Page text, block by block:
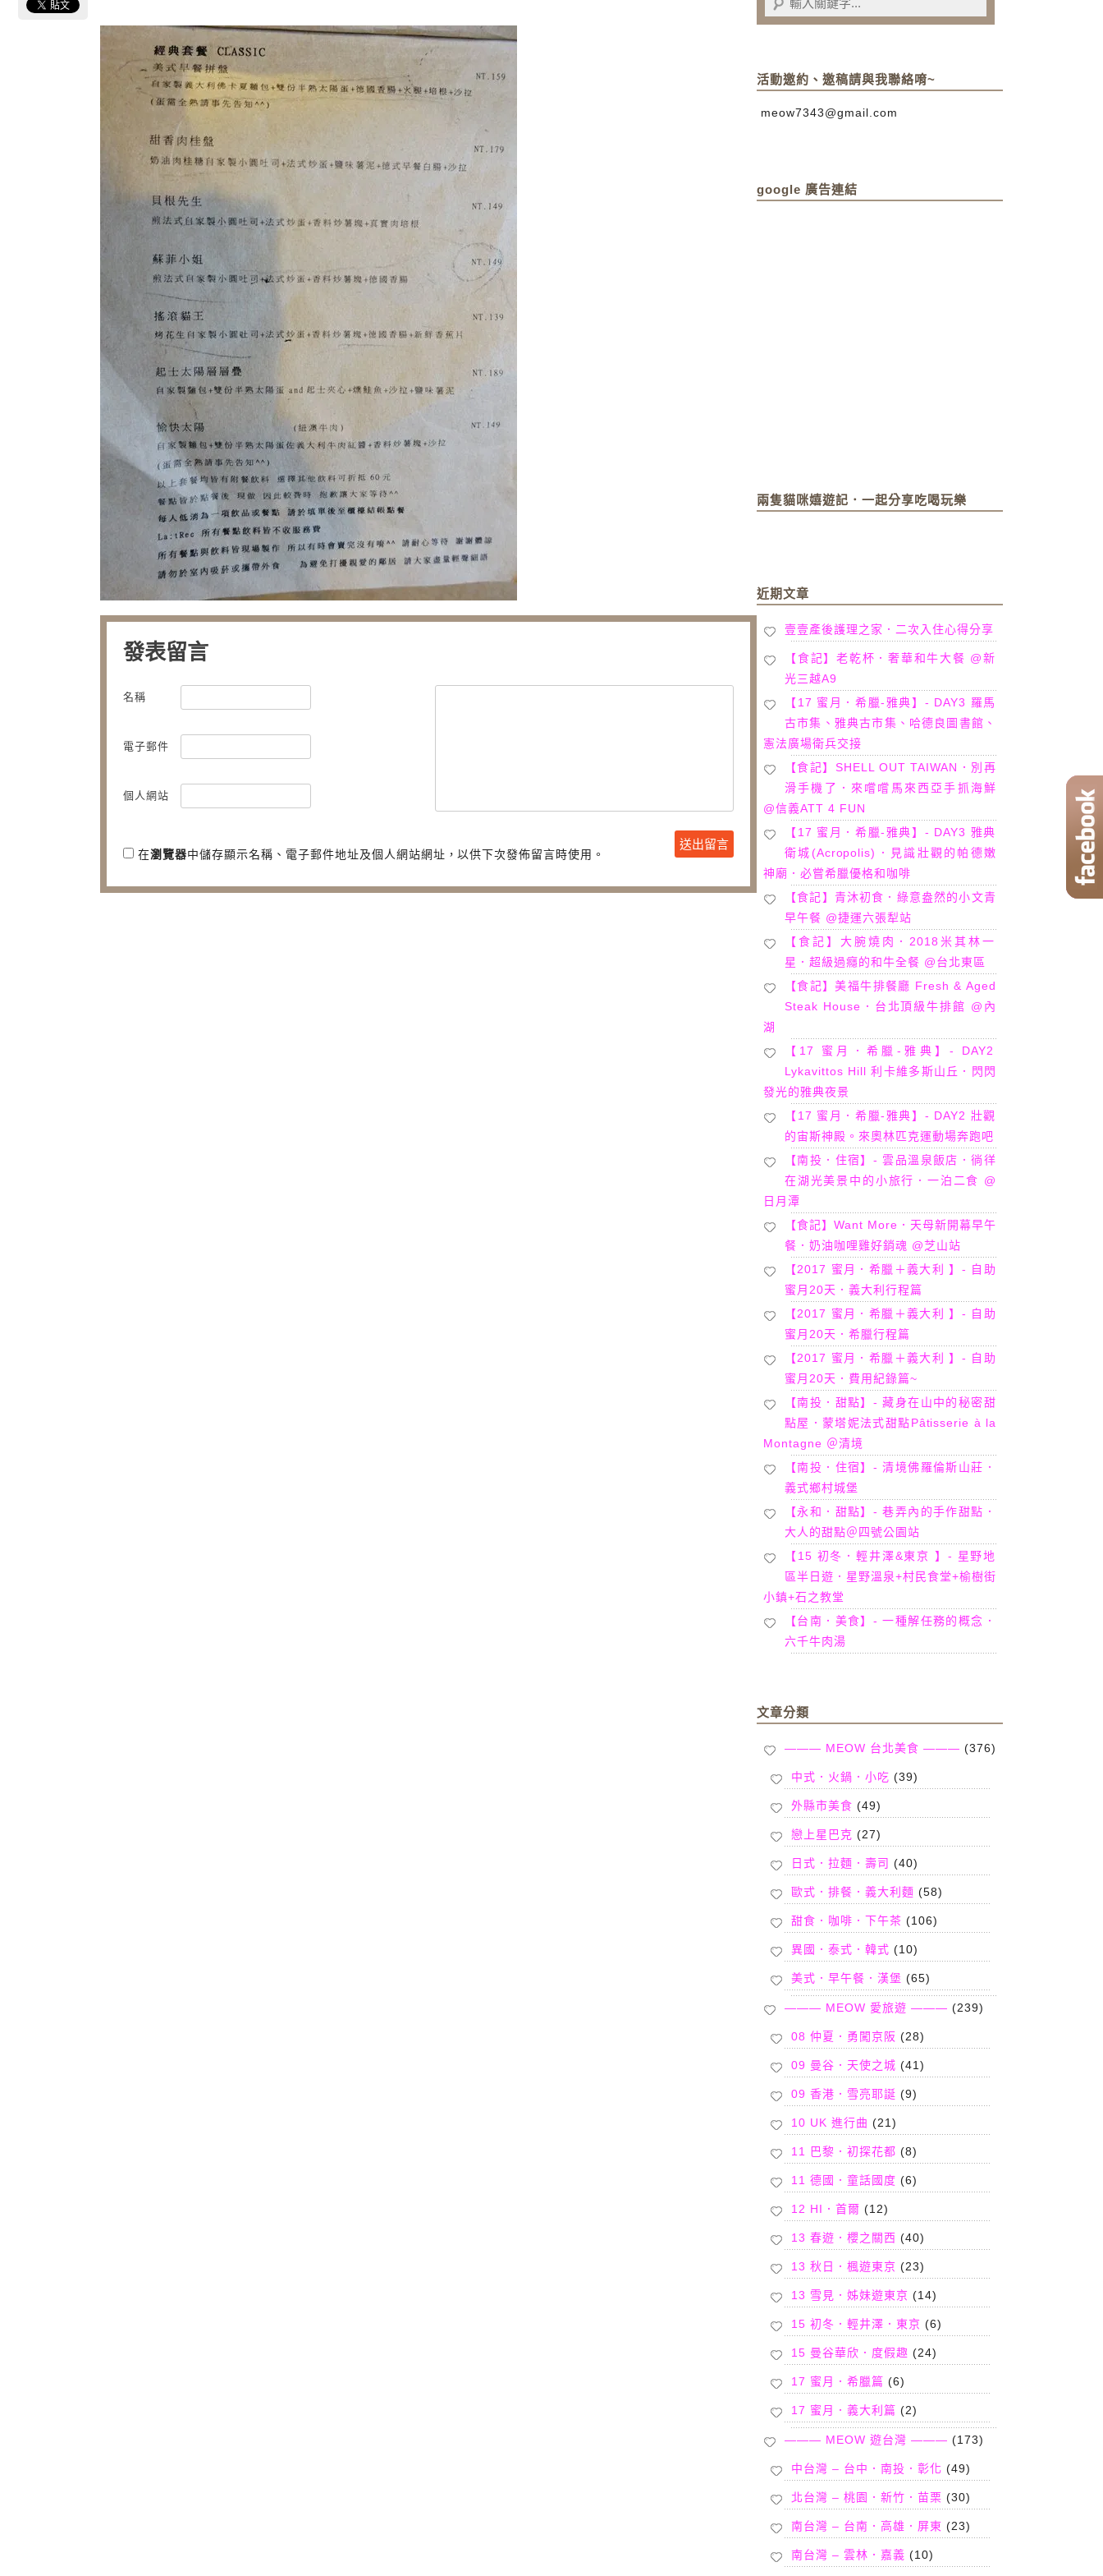
發表留言
名稱
電子郵件
個人網站
在瀏覽器中儲存顯示名稱、電子郵件地址及個人網站網址，以供下次發佈留言時使用。
活動邀約、邀稿請與我聯絡唷~
meow7343@gmail.com
google 廣告連結
兩隻貓咪嬉遊記．一起分享吃喝玩樂
近期文章
壹壹產後護理之家．二次入住心得分享
【食記】老乾杯．奢華和牛大餐 @新
光三越A9
【17 蜜月．希臘-雅典】- DAY3 羅馬
古市集、雅典古市集、哈德良圖書館、
憲法廣場衛兵交接
【食記】SHELL OUT TAIWAN．別再
滑手機了．來嚐嚐馬來西亞手抓海鮮
@信義ATT 4 FUN
【17 蜜月．希臘-雅典】- DAY3 雅典
衛城(Acropolis)．見識壯觀的帕德嫩
神廟．必嘗希臘優格和咖啡
【食記】青沐初食．綠意盎然的小文青
早午餐 @捷運六張犁站
【食記】大腕燒肉．2018米其林一
星．超級過癮的和牛全餐 @台北東區
【食記】美福牛排餐廳 Fresh & Aged
Steak House．台北頂級牛排館 @內
湖
【17 蜜月．希臘-雅典】- DAY2
Lykavittos Hill 利卡維多斯山丘．閃閃
發光的雅典夜景
【17 蜜月．希臘-雅典】- DAY2 壯觀
的宙斯神殿。來奧林匹克運動場奔跑吧
【南投．住宿】- 雲品溫泉飯店．徜徉
在湖光美景中的小旅行．一泊二食 @
日月潭
【食記】Want More．天母新開幕早午
餐．奶油咖哩雞好銷魂 @芝山站
【2017 蜜月．希臘＋義大利 】- 自助
蜜月20天．義大利行程篇
【2017 蜜月．希臘＋義大利 】- 自助
蜜月20天．希臘行程篇
【2017 蜜月．希臘＋義大利 】- 自助
蜜月20天．費用紀錄篇~
【南投．甜點】- 藏身在山中的秘密甜
點屋．蒙塔妮法式甜點Pâtisserie à la
Montagne ＠清境
【南投．住宿】- 清境佛羅倫斯山莊．
義式鄉村城堡
【永和．甜點】- 巷弄內的手作甜點．
大人的甜點＠四號公園站
【15 初冬．輕井澤&東京 】- 星野地
區半日遊．星野溫泉+村民食堂+榆樹街
小鎮+石之教堂
【台南．美食】- 一種解任務的概念．
六千牛肉湯
文章分類
——— MEOW 台北美食 ——— (376)
中式．火鍋．小吃 (39)
外縣市美食 (49)
戀上星巴克 (27)
日式．拉麵．壽司 (40)
歐式．排餐．義大利麵 (58)
甜食．咖啡．下午茶 (106)
異國．泰式．韓式 (10)
美式．早午餐．漢堡 (65)
——— MEOW 愛旅遊 ——— (239)
08 仲夏．勇闖京阪 (28)
09 曼谷．天使之城 (41)
09 香港．雪亮耶誕 (9)
10 UK 進行曲 (21)
11 巴黎．初探花都 (8)
11 德國．童話國度 (6)
12 HI．首爾 (12)
13 春遊．櫻之關西 (40)
13 秋日．楓遊東京 (23)
13 雪見．姊妹遊東京 (14)
15 初冬．輕井澤．東京 (6)
15 曼谷華欣．度假趣 (24)
17 蜜月．希臘篇 (6)
17 蜜月．義大利篇 (2)
——— MEOW 遊台灣 ——— (173)
中台灣 – 台中．南投．彰化 (49)
北台灣 – 桃園．新竹．苗栗 (30)
南台灣 – 台南．高雄．屏東 (23)
南台灣 – 雲林．嘉義 (10)